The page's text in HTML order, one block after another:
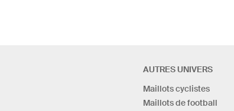
AUTRES UNIVERS
Maillots cyclistes
Maillots de football